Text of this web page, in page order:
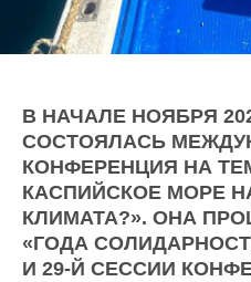
В НАЧАЛЕ НОЯБРЯ
СОСТОЯЛАСЬ
КОНФЕРЕНЦИЯ НА
КАСПИЙСКОЕ МОРЕ
КЛИМАТА?». ОНА
«ГОДА
И 29-Й СЕССИИ